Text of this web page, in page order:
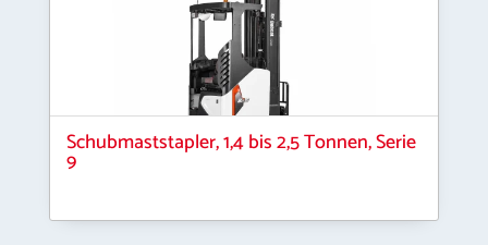
Schubmaststapler, 1,4 bis 2,5 Tonnen, Serie
9